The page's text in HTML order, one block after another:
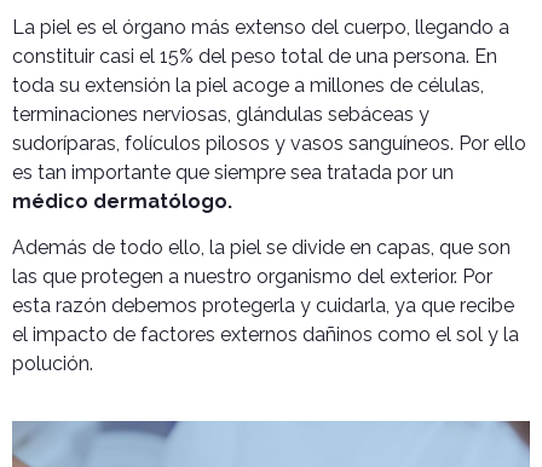
La piel es el órgano más extenso del cuerpo, llegando a
constituir casi el 15% del peso total de una persona. En
toda su extensión la piel acoge a millones de células,
terminaciones nerviosas, glándulas sebáceas y
sudoríparas, folículos pilosos y vasos sanguíneos. Por ello
es tan importante que siempre sea tratada por un
médico dermatólogo.
Además de todo ello, la piel se divide en capas, que son
las que protegen a nuestro organismo del exterior. Por
esta razón debemos protegerla y cuidarla, ya que recibe
el impacto de factores externos dañinos como el sol y la
polución.